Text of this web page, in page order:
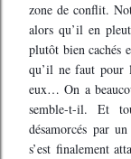
zone de conflit.
alors qu’il en
plutôt bien cachés
qu’il ne faut pour
eux… On a
semble-t-il. Et
désamorcés par
s’est finalement